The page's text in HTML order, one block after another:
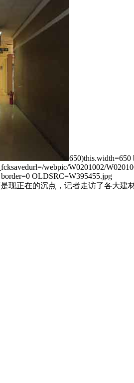
webpic/W0201002/
OLDSRC=W395455.jpg
现正在的沉点，记者走访了各大建